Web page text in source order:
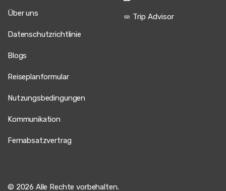
Über uns
Datenschutzrichtlinie
Blogs
Reiseplanformular
Nutzungsbedingungen
Kommunikation
Fernabsatzvertrag
Trip Advisor
© 2026 Alle Rechte vorbehalten.